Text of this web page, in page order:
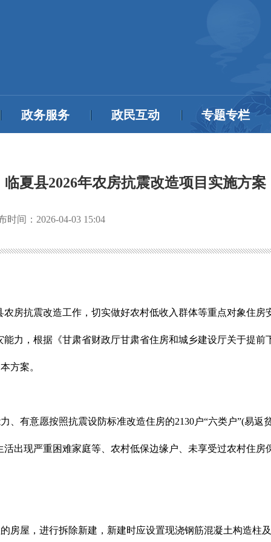
政务服务 政民互动 专题专栏
临夏县2026年农房抗震改造项目实施方案
时间： 2026-04-03 15:04
房抗震改造工作，切实做好农村低收入群体等重点对象住
力，根据《甘肃省财政厅甘肃省住房和城乡建设厅关于提
方案。
、有意愿按照抗震设防标准改造住房的2130户“六类户”(易
出现严重困难家庭等、农村低保边缘户、未享受过农村住
房屋，进行拆除新建，新建时应设置现浇钢筋混凝土构造柱